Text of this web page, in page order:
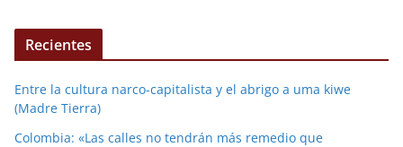
Recientes
Entre la cultura narco-capitalista y el abrigo a uma kiwe
(Madre Tierra)
Colombia: «Las calles no tendrán más remedio que